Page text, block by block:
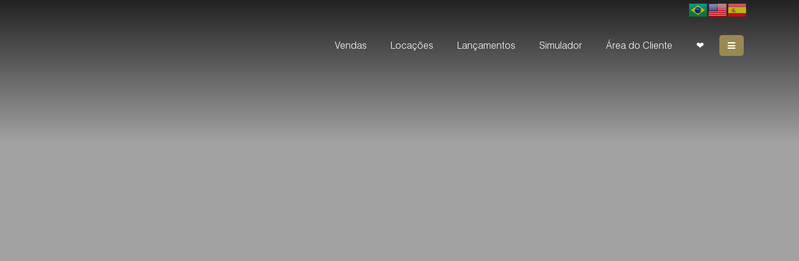
❤
Área do Cliente
Simulador
Lançamentos
Locações
Vendas